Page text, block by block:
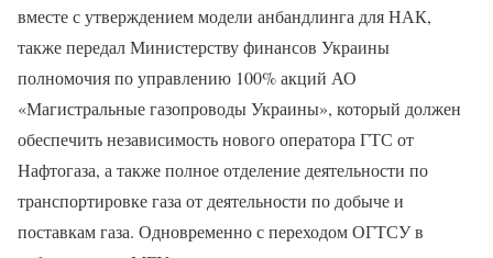
вместе с утверждением модели анбандлинга для НАК,
также передал Министерству финансов Украины
полномочия по управлению 100% акций АО
«Магистральные газопроводы Украины», который должен
обеспечить независимость нового оператора ГТС от
Нафтогаза, а также полное отделение деятельности по
транспортировке газа от деятельности по добыче и
поставкам газа. Одновременно с переходом ОГТСУ в